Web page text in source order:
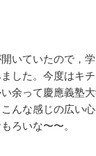
いていたので，
した。今度はキ
余って慶應義塾
んな感じの広い
ろいな〜〜。